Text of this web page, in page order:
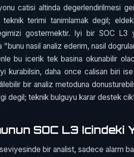
catisi altinda degerlendirilmesi
teknik terimi tanimlamak degil;
gostermektir. Iyi bir SOC
"bunu nasil analiz ederim, nasil
bu icerik tek basina okunabilir
kurabilsin, daha once calisan biri
bir analiz metoduna
degil; teknik bulguyu karar destek
SOC L3 Icindeki
bir analist, sadece alarm